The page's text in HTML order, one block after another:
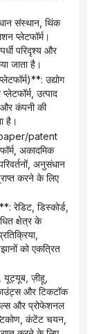
प्लेटफॉर्म।
परिदृश्य और
जाता है।
उत्पाद
और कंपनी की
है।
अकादमिक
अनुसंधान
करने के लिए
क्षेत्र के
को एकत्रित
और टिकटॉक
और प्रोफेशनल
कंटेंट चयन,